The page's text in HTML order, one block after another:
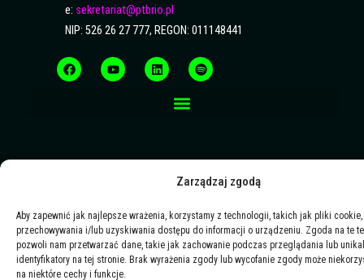
Zarządzaj zgodą
Aby zapewnić jak najlepsze wrażenia, korzystamy z technologii, takich jak pliki
przechowywania i/lub uzyskiwania dostępu do informacji o urządzeniu. Zgoda na te
pozwoli nam przetwarzać dane, takie jak zachowanie podczas przeglądania lub
identyfikatory na tej stronie. Brak wyrażenia zgody lub wycofanie zgody może
na niektóre cechy i funkcje.
e: sekretariat@ptbrio.pl
NIP: 526 26 27 777, REGON: 011148441
a
c
e
o
u
t
i
n
k
p
o
t